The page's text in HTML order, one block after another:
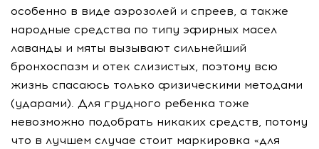
особенно в виде аэрозолей и спреев, а также
народные средства по типу эфирных масел
лаванды и мяты вызывают сильнейший
бронхоспазм и отек слизистых, поэтому всю
жизнь спасаюсь только физическими методами
(ударами). Для грудного ребенка тоже
невозможно подобрать никаких средств, потому
что в лучшем случае стоит маркировка «для